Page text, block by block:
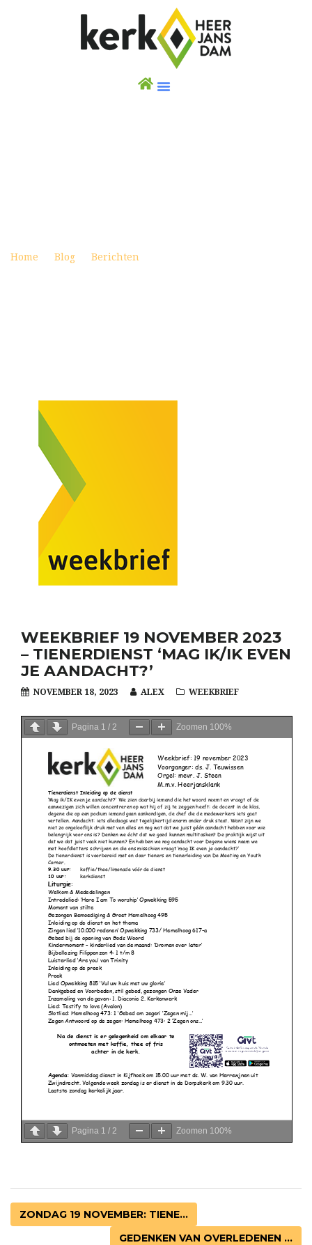
Home Blog Berichten
WEEKBRIEF 19 NOVEMBER 2023
– TIENERDIENST ‘MAG IK/IK EVEN
JE AANDACHT?’
NOVEMBER 18, 2023 ALEX WEEKBRIEF
Pagina 1 / 2 Zoomen 100%
Pagina 1 / 2 Zoomen 100%
ZONDAG 19 NOVEMBER: TIENE...
GEDENKEN VAN OVERLEDENEN ...